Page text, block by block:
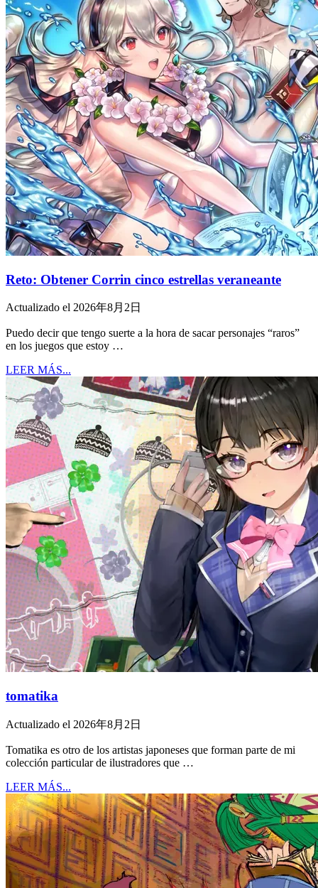
Reto: Obtener Corrin cinco estrellas veraneante
Actualizado el 2026年8月2日
Puedo decir que tengo suerte a la hora de sacar personajes “raros”
en los juegos que estoy …
LEER MÁS...
tomatika
Actualizado el 2026年8月2日
Tomatika es otro de los artistas japoneses que forman parte de mi
colección particular de ilustradores que …
LEER MÁS...